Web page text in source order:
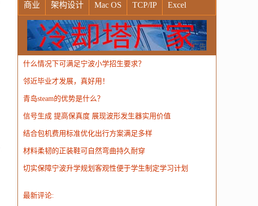
商业 架构设计 Mac OS TCP/IP Excel
Windows Oracle Socket VR Vim
MongoDB 运营 Python MemCache 硬件
电子 娱乐 设计 摄影 nginx
WordPress HTTP 团建
广告
什么情况下可满足宁波小学招生要求？
邻近毕业才发展，真好用！
青岛steam的优势是什么？
信号生成 提高保真度 展现波形发生器实用价值
结合包机费用标准优化出行方案满足多样
材料柔韧的正装鞋可自然弯曲持久耐穿
切实保障宁波升学规划客观性便于学生制定学习计划
最新评论: